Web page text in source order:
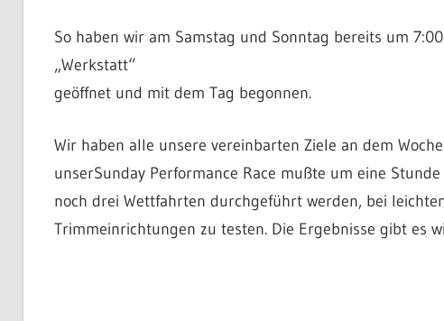
So haben wir am Samstag und Sonntag bereits um
„Werkstatt“
geöffnet und mit dem Tag begonnen.
Wir haben alle unsere vereinbarten Ziele an dem
unserSunday Performance Race mußte um eine
noch drei Wettfahrten durchgeführt werden, bei
Trimmeinrichtungen zu testen. Die Ergebnisse gibt es